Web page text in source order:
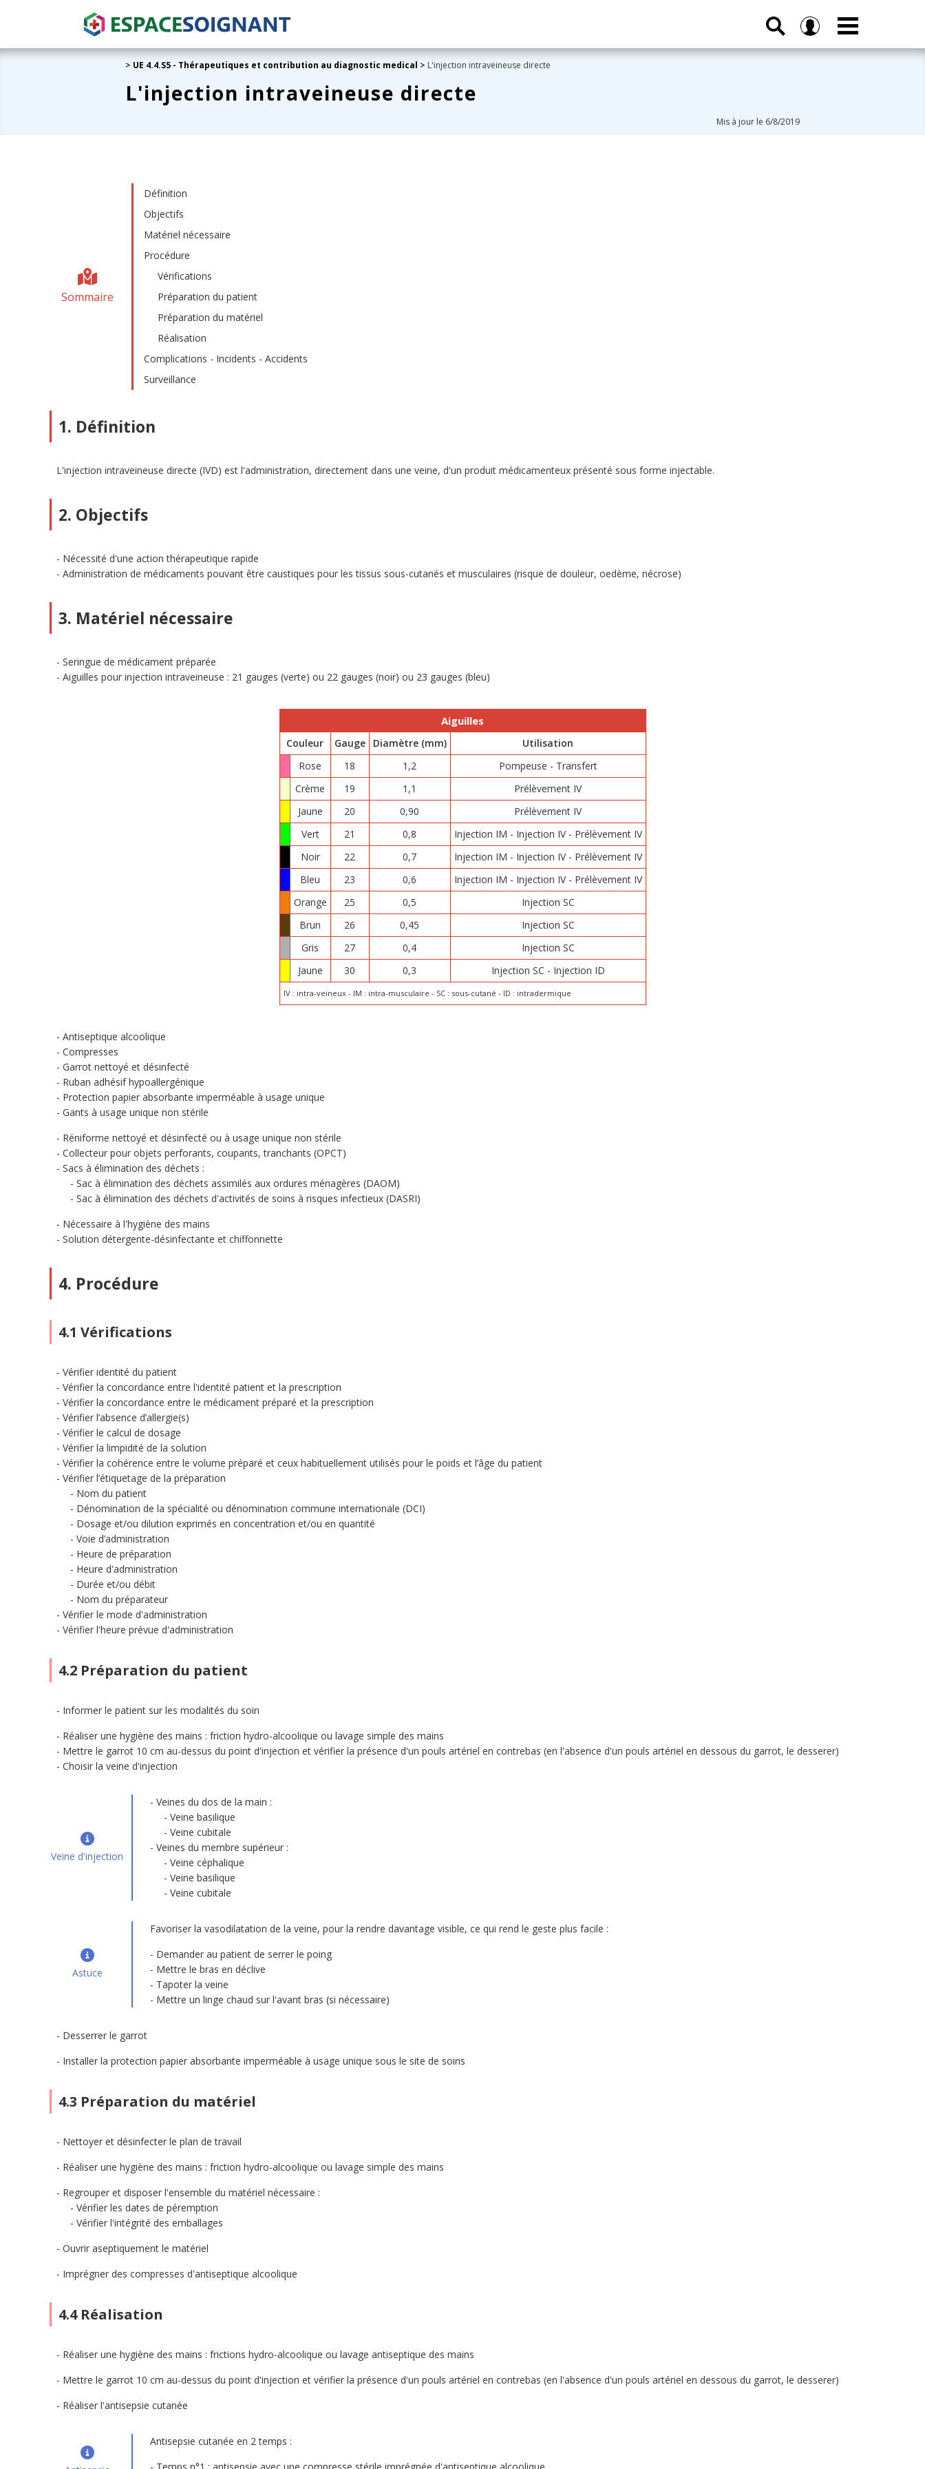
> UE 4.4.S5 - Thérapeutiques et contribution au diagnostic medical > L'injection intraveineuse directe
L'injection intraveineuse directe
Mis à jour le 6/8/2019
Sommaire
Définition
Objectifs
Matériel nécessaire
Procédure
Vérifications
Préparation du patient
Préparation du matériel
Réalisation
Complications - Incidents - Accidents
Surveillance
1. Définition
L'injection intraveineuse directe (IVD) est l'administration, directement dans une veine, d'un produit médicamenteux présenté sous forme injectable.
2. Objectifs
Nécessité d'une action thérapeutique rapide
Administration de médicaments pouvant être caustiques pour les tissus sous-cutanés et musculaires (risque de douleur, oedème, nécrose)
3. Matériel nécessaire
Seringue de médicament préparée
Aiguilles pour injection intraveineuse : 21 gauges (verte) ou 22 gauges (noir) ou 23 gauges (bleu)
Aiguilles
Couleur Gauge Diamètre (mm)
Utilisation
Rose
18 1,2
Pompeuse - Transfert
Crème
19 1,1
Prélèvement IV
Jaune
20 0,90
Prélèvement IV
Vert
21 0,8
Injection IM - Injection IV - Prélèvement IV
Noir
22 0,7
Injection IM - Injection IV - Prélèvement IV
Bleu
23 0,6
Injection IM - Injection IV - Prélèvement IV
Orange
25 0,5
Injection SC
Brun
26 0,45
Injection SC
Gris
27 0,4
Injection SC
Jaune
30 0,3 Injection SC - Injection ID
IV : intra-veineux - IM : intra-musculaire - SC : sous-cutané - ID : intradermique
Antiseptique alcoolique
Compresses
Garrot nettoyé et désinfecté
Ruban adhésif hypoallergénique
Protection papier absorbante imperméable à usage unique
Gants à usage unique non stérile
Réniforme nettoyé et désinfecté ou à usage unique non stérile
Collecteur pour objets perforants, coupants, tranchants (OPCT)
Sacs à élimination des déchets :
Sac à élimination des déchets assimilés aux ordures ménagères (DAOM)
Sac à élimination des déchets d'activités de soins à risques infectieux (DASRI)
Nécessaire à l'hygiène des mains
Solution détergente-désinfectante et chiffonnette
4. Procédure
4.1 Vérifications
Vérifier identité du patient
Vérifier la concordance entre l'identité patient et la prescription
Vérifier la concordance entre le médicament préparé et la prescription
Vérifier l’absence d’allergie(s)
Vérifier le calcul de dosage
Vérifier la limpidité de la solution
Vérifier la cohérence entre le volume préparé et ceux habituellement utilisés pour le poids et l’âge du patient
Vérifier l’étiquetage de la préparation
Nom du patient
Dénomination de la spécialité ou dénomination commune internationale (DCI)
Dosage et/ou dilution exprimés en concentration et/ou en quantité
Voie d’administration
Heure de préparation
Heure d'administration
Durée et/ou débit
Nom du préparateur
Vérifier le mode d'administration
Vérifier l'heure prévue d'administration
4.2 Préparation du patient
Informer le patient sur les modalités du soin
Réaliser une hygiène des mains : friction hydro-alcoolique ou lavage simple des mains
Mettre le garrot 10 cm au-dessus du point d'injection et vérifier la présence d'un pouls artériel en contrebas (en l'absence d'un pouls artériel en dessous du garrot, le desserer)
Choisir la veine d'injection
Veine d'injection
Veines du dos de la main :
Veine basilique
Veine cubitale
Veines du membre supérieur :
Veine céphalique
Veine basilique
Veine cubitale
Astuce
Favoriser la vasodilatation de la veine, pour la rendre davantage visible, ce qui rend le geste plus facile :
Demander au patient de serrer le poing
Mettre le bras en déclive
Tapoter la veine
Mettre un linge chaud sur l'avant bras (si nécessaire)
Desserrer le garrot
Installer la protection papier absorbante imperméable à usage unique sous le site de soins
4.3 Préparation du matériel
Nettoyer et désinfecter le plan de travail
Réaliser une hygiène des mains : friction hydro-alcoolique ou lavage simple des mains
Regrouper et disposer l'ensemble du matériel nécessaire :
Vérifier les dates de péremption
Vérifier l'intégrité des emballages
Ouvrir aseptiquement le matériel
Imprégner des compresses d'antiseptique alcoolique
4.4 Réalisation
Réaliser une hygiène des mains : frictions hydro-alcoolique ou lavage antiseptique des mains
Mettre le garrot 10 cm au-dessus du point d'injection et vérifier la présence d'un pouls artériel en contrebas (en l'absence d'un pouls artériel en dessous du garrot, le desserer)
Réaliser l'antisepsie cutanée
Antisepsie cutanée en 2 temps :